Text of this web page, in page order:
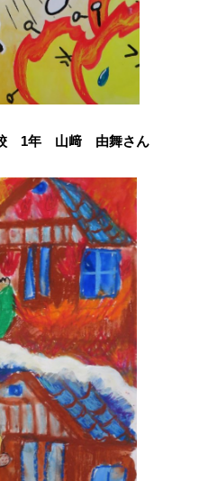
1年 山﨑 由舞さん